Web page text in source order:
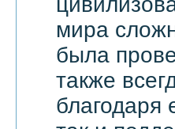
мира
была
также
благодаря